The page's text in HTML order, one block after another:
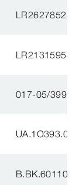
017-05/3991-